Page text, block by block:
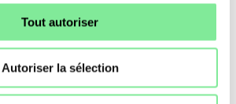
Tout autoriser
Autoriser la sélection